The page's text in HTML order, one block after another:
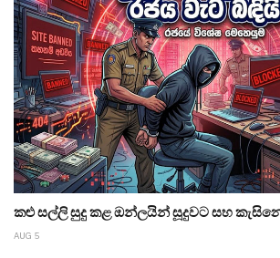
කළු සල්ලි සුදු කළ ඔන්ලයින් සූදුවට සහ
AUG 5